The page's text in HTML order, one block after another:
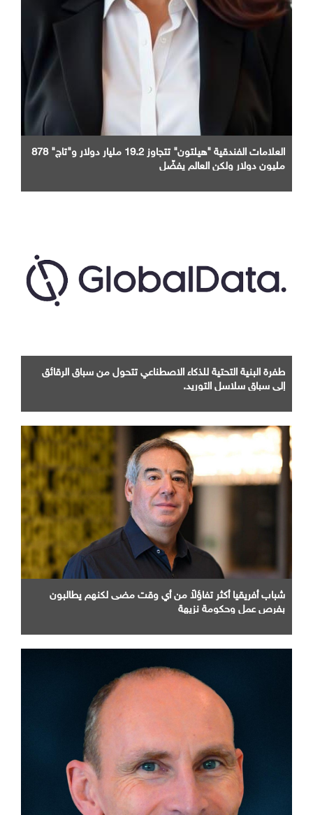
العلامات الفندقية "هيلتون" تتجاوز 19.2 مليار دولار و"تاج" 878
مليون دولار ولكن العالم يفضّل
طفرة البنية التحتية للذكاء الاصطناعي تتحول من سباق الرقائق
إلى سباق سلاسل التوريد.
شباب أفريقيا أكثر تفاؤلاً من أي وقت مضى لكنهم يطالبون
بفرص عمل وحكومة نزيهة